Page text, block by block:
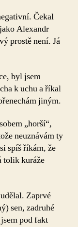
Čekal
Alexandr
prostě není. Já
byl jsem
k uchu a říkal
jiným.
„horší“,
neuznávám ty
spíš říkám, že
tolik kuráže
Zaprvé
sen, zadruhé
pod fakt